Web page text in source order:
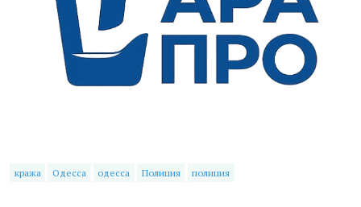
кража Одесса одесса Полиция полиция